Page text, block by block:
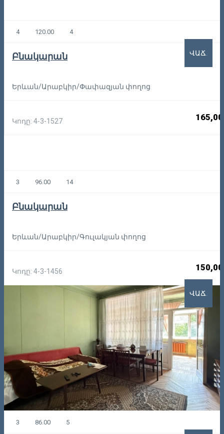
4 120.00 4
Բնակարան
Երևան/Արաբկիր/Փափազյան փողոց
Կոդը: 4-3-1527
ՎԱՃ.
3 96.00 14
Բնակարան
Երևան/Արաբկիր/Գուլակյան փողոց
Կոդը: 4-3-1456
ՎԱՃ.
3 86.00 5